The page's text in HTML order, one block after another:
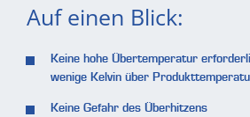
Auf einen Blick:
Keine hohe Übertemperatur
wenige Kelvin über
Keine Gefahr des Überhitzens